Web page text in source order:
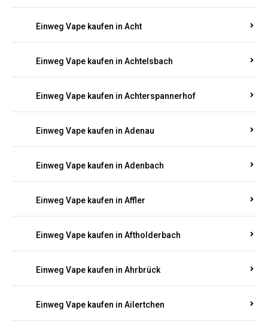
Einweg Vape kaufen in Acht
Einweg Vape kaufen in Achtelsbach
Einweg Vape kaufen in Achterspannerhof
Einweg Vape kaufen in Adenau
Einweg Vape kaufen in Adenbach
Einweg Vape kaufen in Affler
Einweg Vape kaufen in Aftholderbach
Einweg Vape kaufen in Ahrbrück
Einweg Vape kaufen in Ailertchen